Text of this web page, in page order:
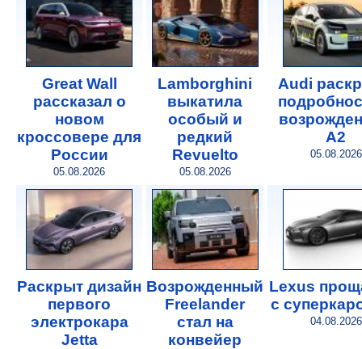
Great Wall
рассказал о
новом
кроссовере для
России
05.08.2026
Lamborghini
выкатила
особый и
редкий
Revuelto
05.08.2026
Audi
A2
05.08.2026
Раскрыт дизайн
первого
электрокара
Jetta
Возрожденный
Freelander
стал на
конвейер
Lexus
с
04.08.2026